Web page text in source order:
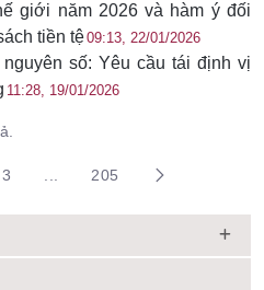
giới năm 2026 và hàm ý đối
tiền tệ09:13, 22/01/2026
số: Yêu cầu tái định vị
11:28, 19/01/2026
3 ... 205